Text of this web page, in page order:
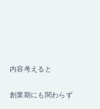
内容考えると
創業期にも関わらず